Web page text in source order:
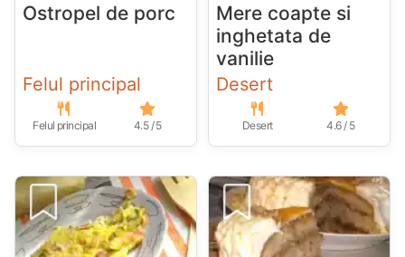
Ostropel de porc
Felul principal
Felul principal 4.5 / 5
Mere coapte si
inghetata de
vanilie
Desert
Desert 4.6 / 5